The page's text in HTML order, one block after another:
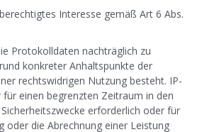
Interesse gemäß Art 6 Abs.
Protokolldaten nachträglich zu
konkreter Anhaltspunkte der
rechtswidrigen Nutzung besteht. IP-
einen begrenzten Zeitraum in den
erforderlich oder für
oder die Abrechnung einer Leistung